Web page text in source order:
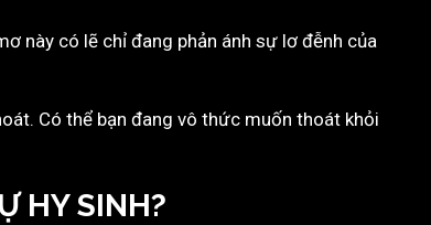
này có lẽ chỉ đang phản ánh sự lơ đễnh của
Có thể bạn đang vô thức muốn thoát khỏi
HY SINH?